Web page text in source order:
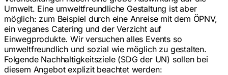
Umwelt. Eine umweltfreundliche Gestaltung ist aber
möglich: zum Beispiel durch eine Anreise mit dem ÖPNV,
ein veganes Catering und der Verzicht auf
Einwegprodukte. Wir versuchen alles Events so
umweltfreundlich und sozial wie möglich zu gestalten.
Folgende Nachhaltigkeitsziele (SDG der UN) sollen bei
diesem Angebot explizit beachtet werden: